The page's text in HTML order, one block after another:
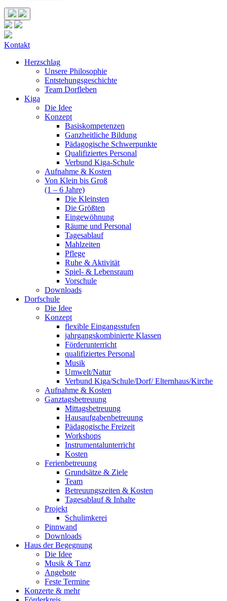
Kontakt
Herzschlag
Unsere Philosophie
Entstehungsgeschichte
Team Dorfleben
Kiga
Die Idee
Konzept
Basiskompetenzen
Ganzheitliche Bildung
Pädagogische Schwerpunkte
Qualifiziertes Personal
Verbund Kiga-Schule
Aufnahme & Kosten
Von Klein bis Groß
(1 – 6 Jahre)
Die Kleinsten
Die Größten
Eingewöhnung
Räume und Personal
Tagesablauf
Mahlzeiten
Pflege
Ruhe & Aktivität
Spiel- & Lebensraum
Vorschule
Downloads
Dorfschule
Die Idee
Konzept
flexible Eingangsstufen
jahrgangskombinierte Klassen
Förderunterricht
qualifiziertes Personal
Musik
Umwelt/Natur
Verbund Kiga/Schule/Dorf/ Elternhaus/Kirche
Aufnahme & Kosten
Ganztagsbetreuung
Mittagsbetreuung
Hausaufgabenbetreuung
Pädagogische Freizeit
Workshops
Instrumentalunterricht
Kosten
Ferienbetreuung
Grundsätze & Ziele
Team
Betreuungszeiten & Kosten
Tagesablauf & Inhalte
Projekt
Schulimkerei
Pinnwand
Downloads
Haus der Begegnung
Die Idee
Musik & Tanz
Angebote
Feste Termine
Konzerte & mehr